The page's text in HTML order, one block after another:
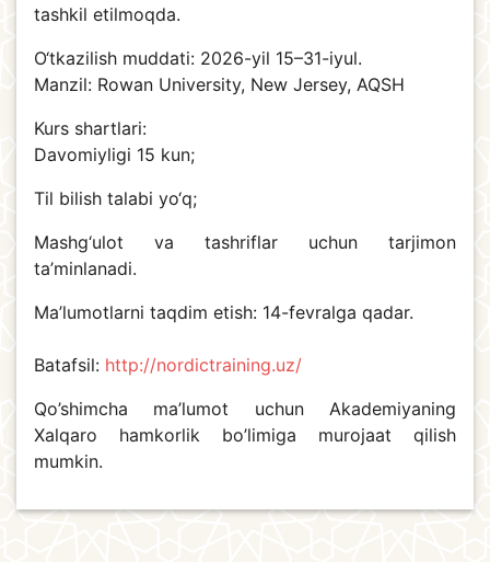
tashkil etilmoqda.
O‘tkazilish muddati: 2026-yil 15–31-iyul.
Manzil: Rowan University, New Jersey, AQSH
Kurs shartlari:
Davomiyligi 15 kun;
Til bilish talabi yo‘q;
Mashg‘ulot va tashriflar uchun tarjimon
ta’minlanadi.
️Ma’lumotlarni taqdim etish: 14-fevralga qadar.
Batafsil: http://nordictraining.uz/
Qo’shimcha ma’lumot uchun Akademiyaning
Xalqaro hamkorlik bo’limiga murojaat qilish
mumkin.